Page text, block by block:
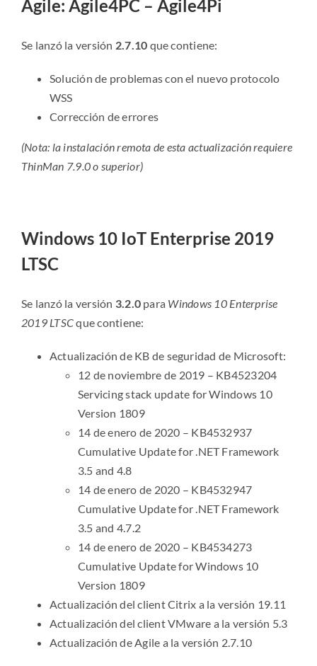
Agile: Agile4PC – Agile4Pi
Se lanzó la versión 2.7.10 que contiene:
Solución de problemas con el nuevo protocolo
WSS
Corrección de errores
(Nota: la instalación remota de esta actualización requiere
ThinMan 7.9.0 o superior)
Windows 10 IoT Enterprise 2019
LTSC
Se lanzó la versión 3.2.0 para Windows 10 Enterprise
2019 LTSCque contiene:
Actualización de KB de seguridad de Microsoft:
12 de noviembre de 2019 – KB4523204
Servicing stack update for Windows 10
Version 1809
14 de enero de 2020 – KB4532937
Cumulative Update for .NET Framework
3.5 and 4.8
14 de enero de 2020 – KB4532947
Cumulative Update for .NET Framework
3.5 and 4.7.2
14 de enero de 2020 – KB4534273
Cumulative Update for Windows 10
Version 1809
Actualización del client Citrix a la versión 19.11
Actualización del client VMware a la versión 5.3
Actualización de Agile a la versión 2.7.10